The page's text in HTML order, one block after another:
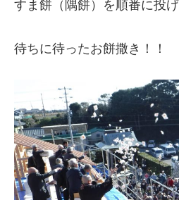
すま餅（隅餅）を順番に投げ
待ちに待ったお餅撒き！！